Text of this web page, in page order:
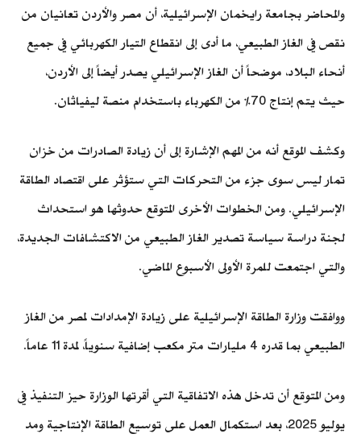
والمحاضر بجامعة رايخمان الإسرائيلية، أن مصر والأردن تعانيان من
نقص في الغاز الطبيعي، ما أدى إلى انقطاع التيار الكهربائي في جميع
أنحاء البلاد، موضحاً أن الغاز الإسرائيلي يصدر أيضاً إلى الأردن،
حيث يتم إنتاج 70% من الكهرباء باستخدام منصة ليفياثان.
وكشف الموقع أنه من المهم الإشارة إلى أن زيادة الصادرات من خزان
تمار ليس سوى جزء من التحركات التي ستؤثر على اقتصاد الطاقة
الإسرائيلي. ومن الخطوات الأخرى المتوقع حدوثها هو استحداث
لجنة دراسة سياسة تصدير الغاز الطبيعي من الاكتشافات الجديدة،
والتي اجتمعت للمرة الأولى الأسبوع الماضي.
ووافقت وزارة الطاقة الإسرائيلية على زيادة الإمدادات لمصر من الغاز
الطبيعي بما قدره 4 مليارات متر مكعب إضافية سنوياً، لمدة 11 عاماً.
ومن المتوقع أن تدخل هذه الاتفاقية التي أقرتها الوزارة حيز التنفيذ في
يوليو 2025، بعد استكمال العمل على توسيع الطاقة الإنتاجية ومد